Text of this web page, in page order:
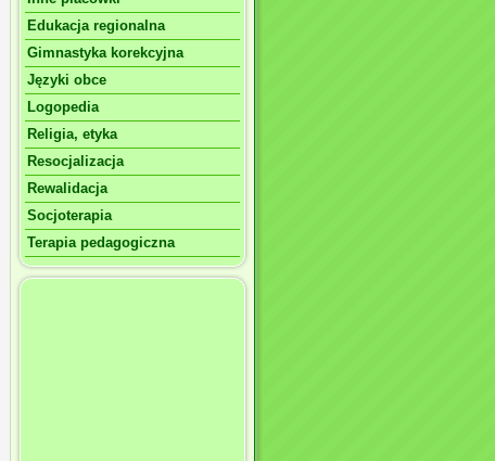
Edukacja regionalna
Gimnastyka korekcyjna
Języki obce
Logopedia
Religia, etyka
Resocjalizacja
Rewalidacja
Socjoterapia
Terapia pedagogiczna